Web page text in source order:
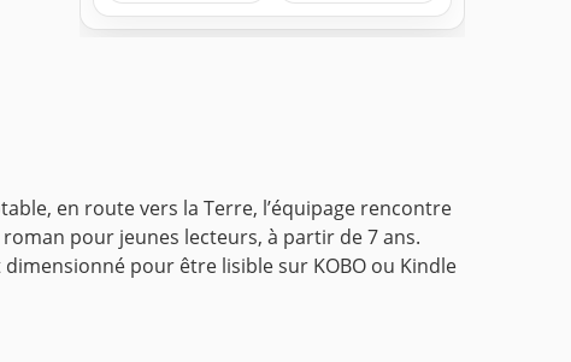
en route vers la Terre, l’équipage rencontre
pour jeunes lecteurs, à partir de 7 ans.
dimensionné pour être lisible sur KOBO ou Kindle